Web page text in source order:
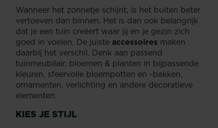
Wanneer het zonnetje schijnt, is het buiten beter
vertoeven dan binnen. Het is dan ook belangrijk
dat je een tuin creëert waar jij en je gezin zich
goed in voelen. De juiste accessoires maken
daarbij het verschil. Denk aan passend
tuinmeubilair, bloemen & planten in bijpassende
kleuren, sfeervolle bloempotten en -bakken,
ornamenten, verlichting en andere decoratieve
elementen.
KIES JE STIJL